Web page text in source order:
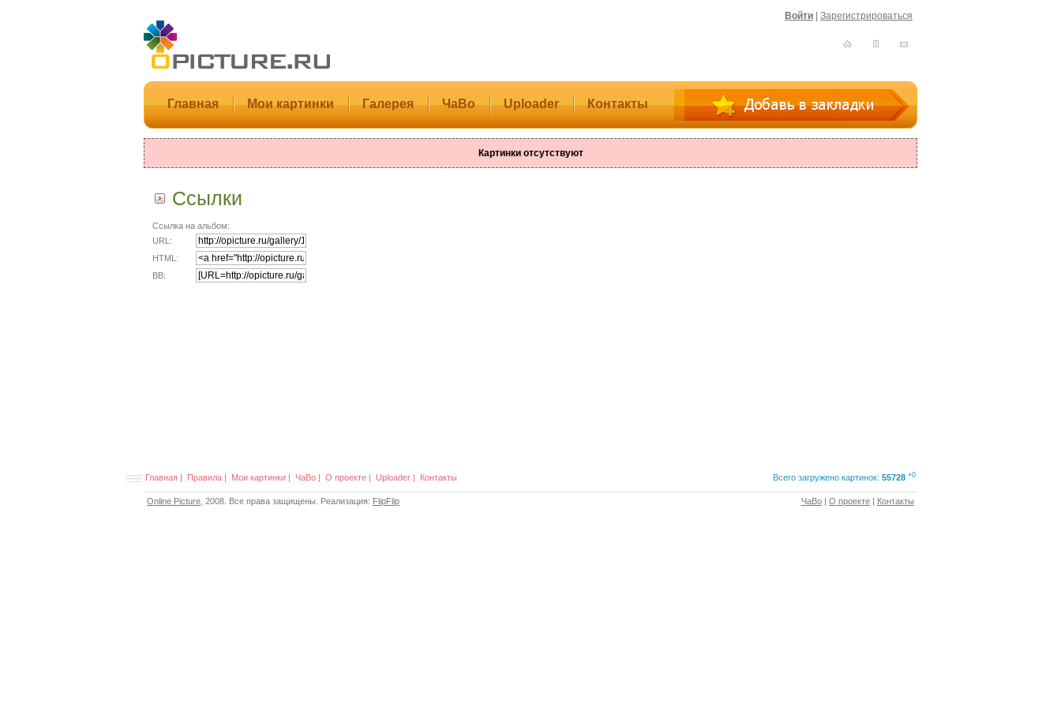
Войти Зарегистрироваться
Главная Мои картинки Галерея ЧаВо Uploader Контакты
Картинки отсутствуют
Ссылки
Ссылка на альбом:
URL:
HTML:
BB:
Всего загружено картинок: 55728 +0
Главная | Правила | Мои картинки | ЧаВо | О проекте | Uploader | Контакты
ЧаВо | О проекте | Контакты
Online Picture , 2008. Все права защищены. Реализация: FlipFlip